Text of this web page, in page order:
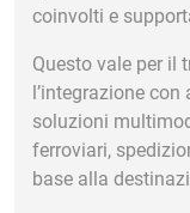
coinvolti e
Questo vale per il
l’integrazione
soluzioni
ferroviari,
base alla